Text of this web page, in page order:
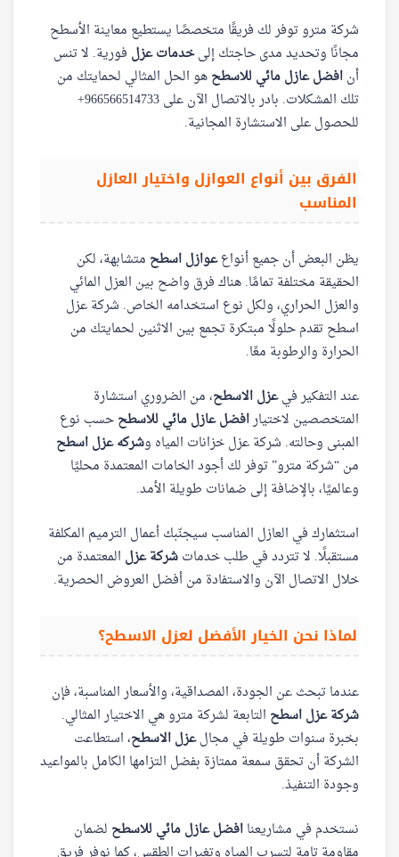
شركة مترو توفر لك فريقًا متخصصًا يستطيع معاينة الأسطح
مجانًا وتحديد مدى حاجتك إلىخدمات عزل فورية. لا تنس
أنافضل عازل مائي للاسطحهو الحل المثالي لحمايتك من
للحصول على الاستشارة المجانية.
الفرق بين أنواع العوازل واختيار العازل
المناسب
يظن البعض أن جميع أنواععوازل اسطح متشابهة، لكن
الحقيقة مختلفة تمامًا. هناك فرق واضح بين العزل المائي
والعزل الحراري، ولكل نوع استخدامه الخاص. شركة عزل
اسطح تقدم حلولًا مبتكرة تجمع بين الاثنين لحمايتك من
الحرارة والرطوبة معًا.
عند التفكير فيعزل الاسطح، من الضروري استشارة
المتخصصين لاختيارافضل عازل مائي للاسطححسب نوع
المبنى وحالته. شركة عزل خزانات المياه وشركه عزل اسطح
من “شركة مترو” توفر لك أجود الخامات المعتمدة محليًا
وعالميًا، بالإضافة إلى ضمانات طويلة الأمد.
استثمارك في العازل المناسب سيجنّبك أعمال الترميم المكلفة
مستقبلًا. لا تتردد في طلب خدماتشركة عزل المعتمدة من
خلال الاتصال الآن والاستفادة من أفضل العروض الحصرية.
لماذا نحن الخيار الأفضل لعزل الاسطح؟
عندما تبحث عن الجودة، المصداقية، والأسعار المناسبة، فإن
شركة عزل اسطح التابعة لشركة مترو هي الاختيار المثالي.
بخبرة سنوات طويلة في مجالعزل الاسطح، استطاعت
الشركة أن تحقق سمعة ممتازة بفضل التزامها الكامل بالمواعيد
وجودة التنفيذ.
نستخدم في مشاريعناافضل عازل مائي للاسطح لضمان